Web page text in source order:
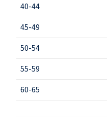
40-44
45-49
50-54
55-59
60-65